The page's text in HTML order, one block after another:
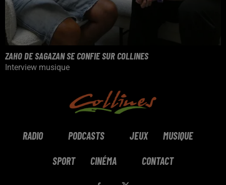
ZAHO DE SAGAZAN SE CONFIE SUR COLLINES
Interview musique
RADIO PODCASTS JEUX MUSIQUE
SPORT CINÉMA CONTACT